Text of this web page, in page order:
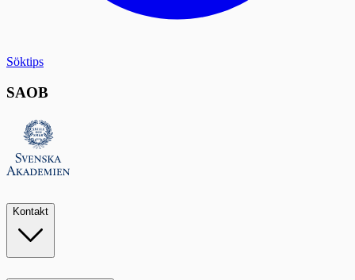
Söktips
SAOB
Kontakt